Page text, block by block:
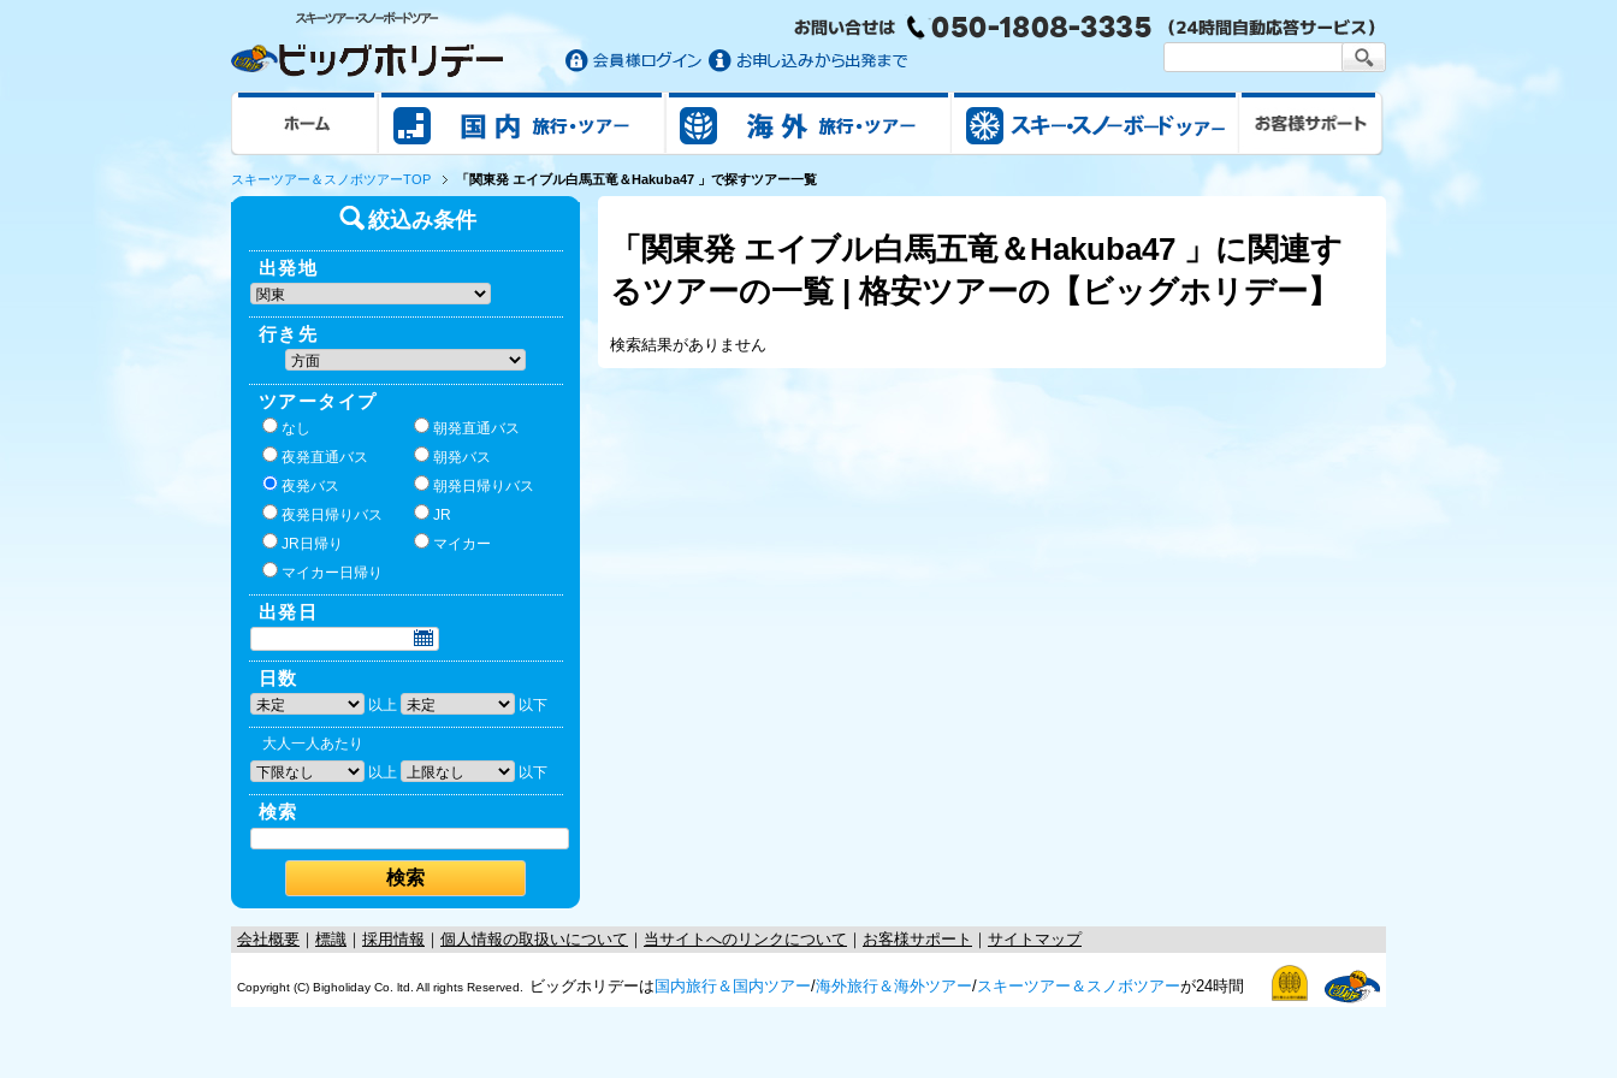
ホーム 国内旅行/ツアー 海外旅行/ツアー スキー&スノボツアー
スキーツアー＆スノボツアーTOP 「関東発 エイブル白馬五竜＆Hakuba47 」で探すツアー一覧
絞込み条件
出発地
行き先
ツアータイプ
なし
朝発直通バス
夜発直通バス
朝発バス
夜発バス
朝発日帰りバス
夜発日帰りバス
JR
JR日帰り
マイカー
マイカー日帰り
出発日
日数
以上 以下
大人一人あたり
以上
以下
検索
「関東発 エイブル白馬五竜＆Hakuba47 」に関連す
るツアーの一覧 | 格安ツアーの【ビッグホリデー】
検索結果がありません
会社概要 ｜ 標識 ｜ 採用情報 ｜ 個人情報の取扱いについて ｜ 当サイトへのリンクについて ｜ お客様サポート ｜ サイトマップ
Copyright (C) Bigholiday Co. ltd. All rights Reserved. ビッグホリデーは 国内旅行＆国内ツアー/海外旅行＆海外ツアー/スキーツアー＆スノボツアーが24時間